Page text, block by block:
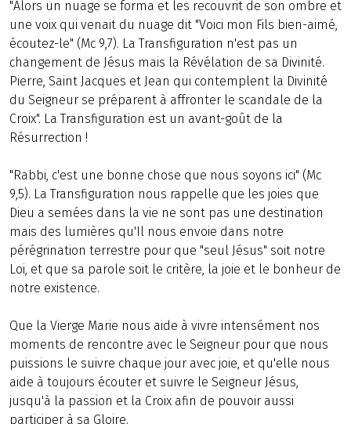
"Alors un nuage se forma et les recouvrit de son ombre et
une voix qui venait du nuage dit "Voici mon Fils bien-aimé,
écoutez-le" (Mc 9,7). La Transfiguration n'est pas un
changement de Jésus mais la Révélation de sa Divinité.
Pierre, Saint Jacques et Jean qui contemplent la Divinité
du Seigneur se préparent à affronter le scandale de la
Croix". La Transfiguration est un avant-goût de la
Résurrection !
"Rabbi, c'est une bonne chose que nous soyons ici" (Mc
9,5). La Transfiguration nous rappelle que les joies que
Dieu a semées dans la vie ne sont pas une destination
mais des lumières qu'Il nous envoie dans notre
pérégrination terrestre pour que "seul Jésus" soit notre
Loi, et que sa parole soit le critère, la joie et le bonheur de
notre existence.
Que la Vierge Marie nous aide à vivre intensément nos
moments de rencontre avec le Seigneur pour que nous
puissions le suivre chaque jour avec joie, et qu'elle nous
aide à toujours écouter et suivre le Seigneur Jésus,
jusqu'à la passion et la Croix afin de pouvoir aussi
participer à sa Gloire.